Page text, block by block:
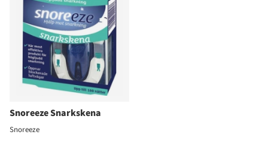
Snoreeze Snarkskena
Snoreeze